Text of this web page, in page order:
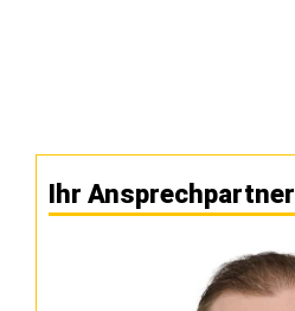
Ihr Ansprechpartner